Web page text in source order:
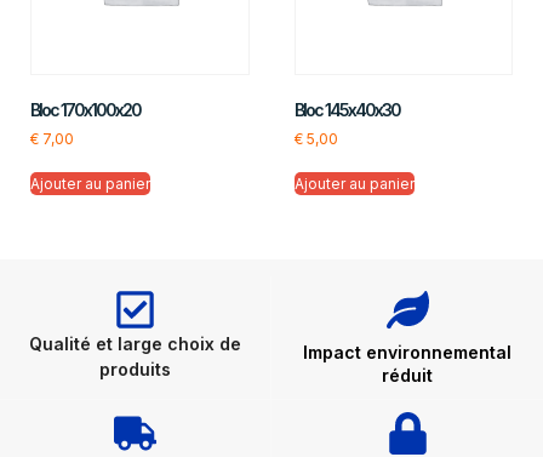
Bloc 170x100x20
€ 7,00
Ajouter au panier
Bloc 145x40x30
€5,00
Ajouter au panier
Qualité et large choix de
produits
Impact environnemental
réduit